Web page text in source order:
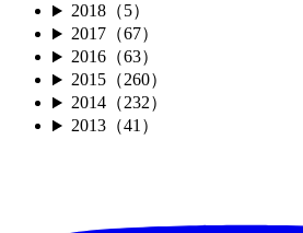
2018（5）
2017（67）
2016（63）
2015（260）
2014（232）
2013（41）